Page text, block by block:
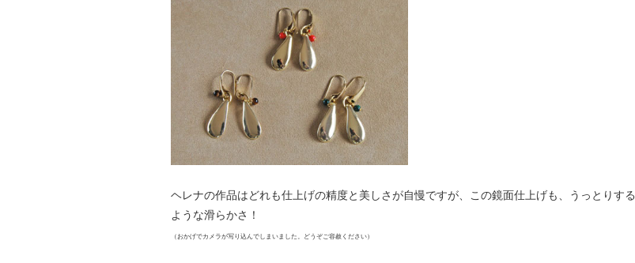
ヘレナの作品はどれも仕上げの精度と美しさが自慢ですが、この鏡面仕上げも、うっとりする
ような滑らかさ！
（おかげでカメラが写り込んでしまいました。どうぞご容赦ください）